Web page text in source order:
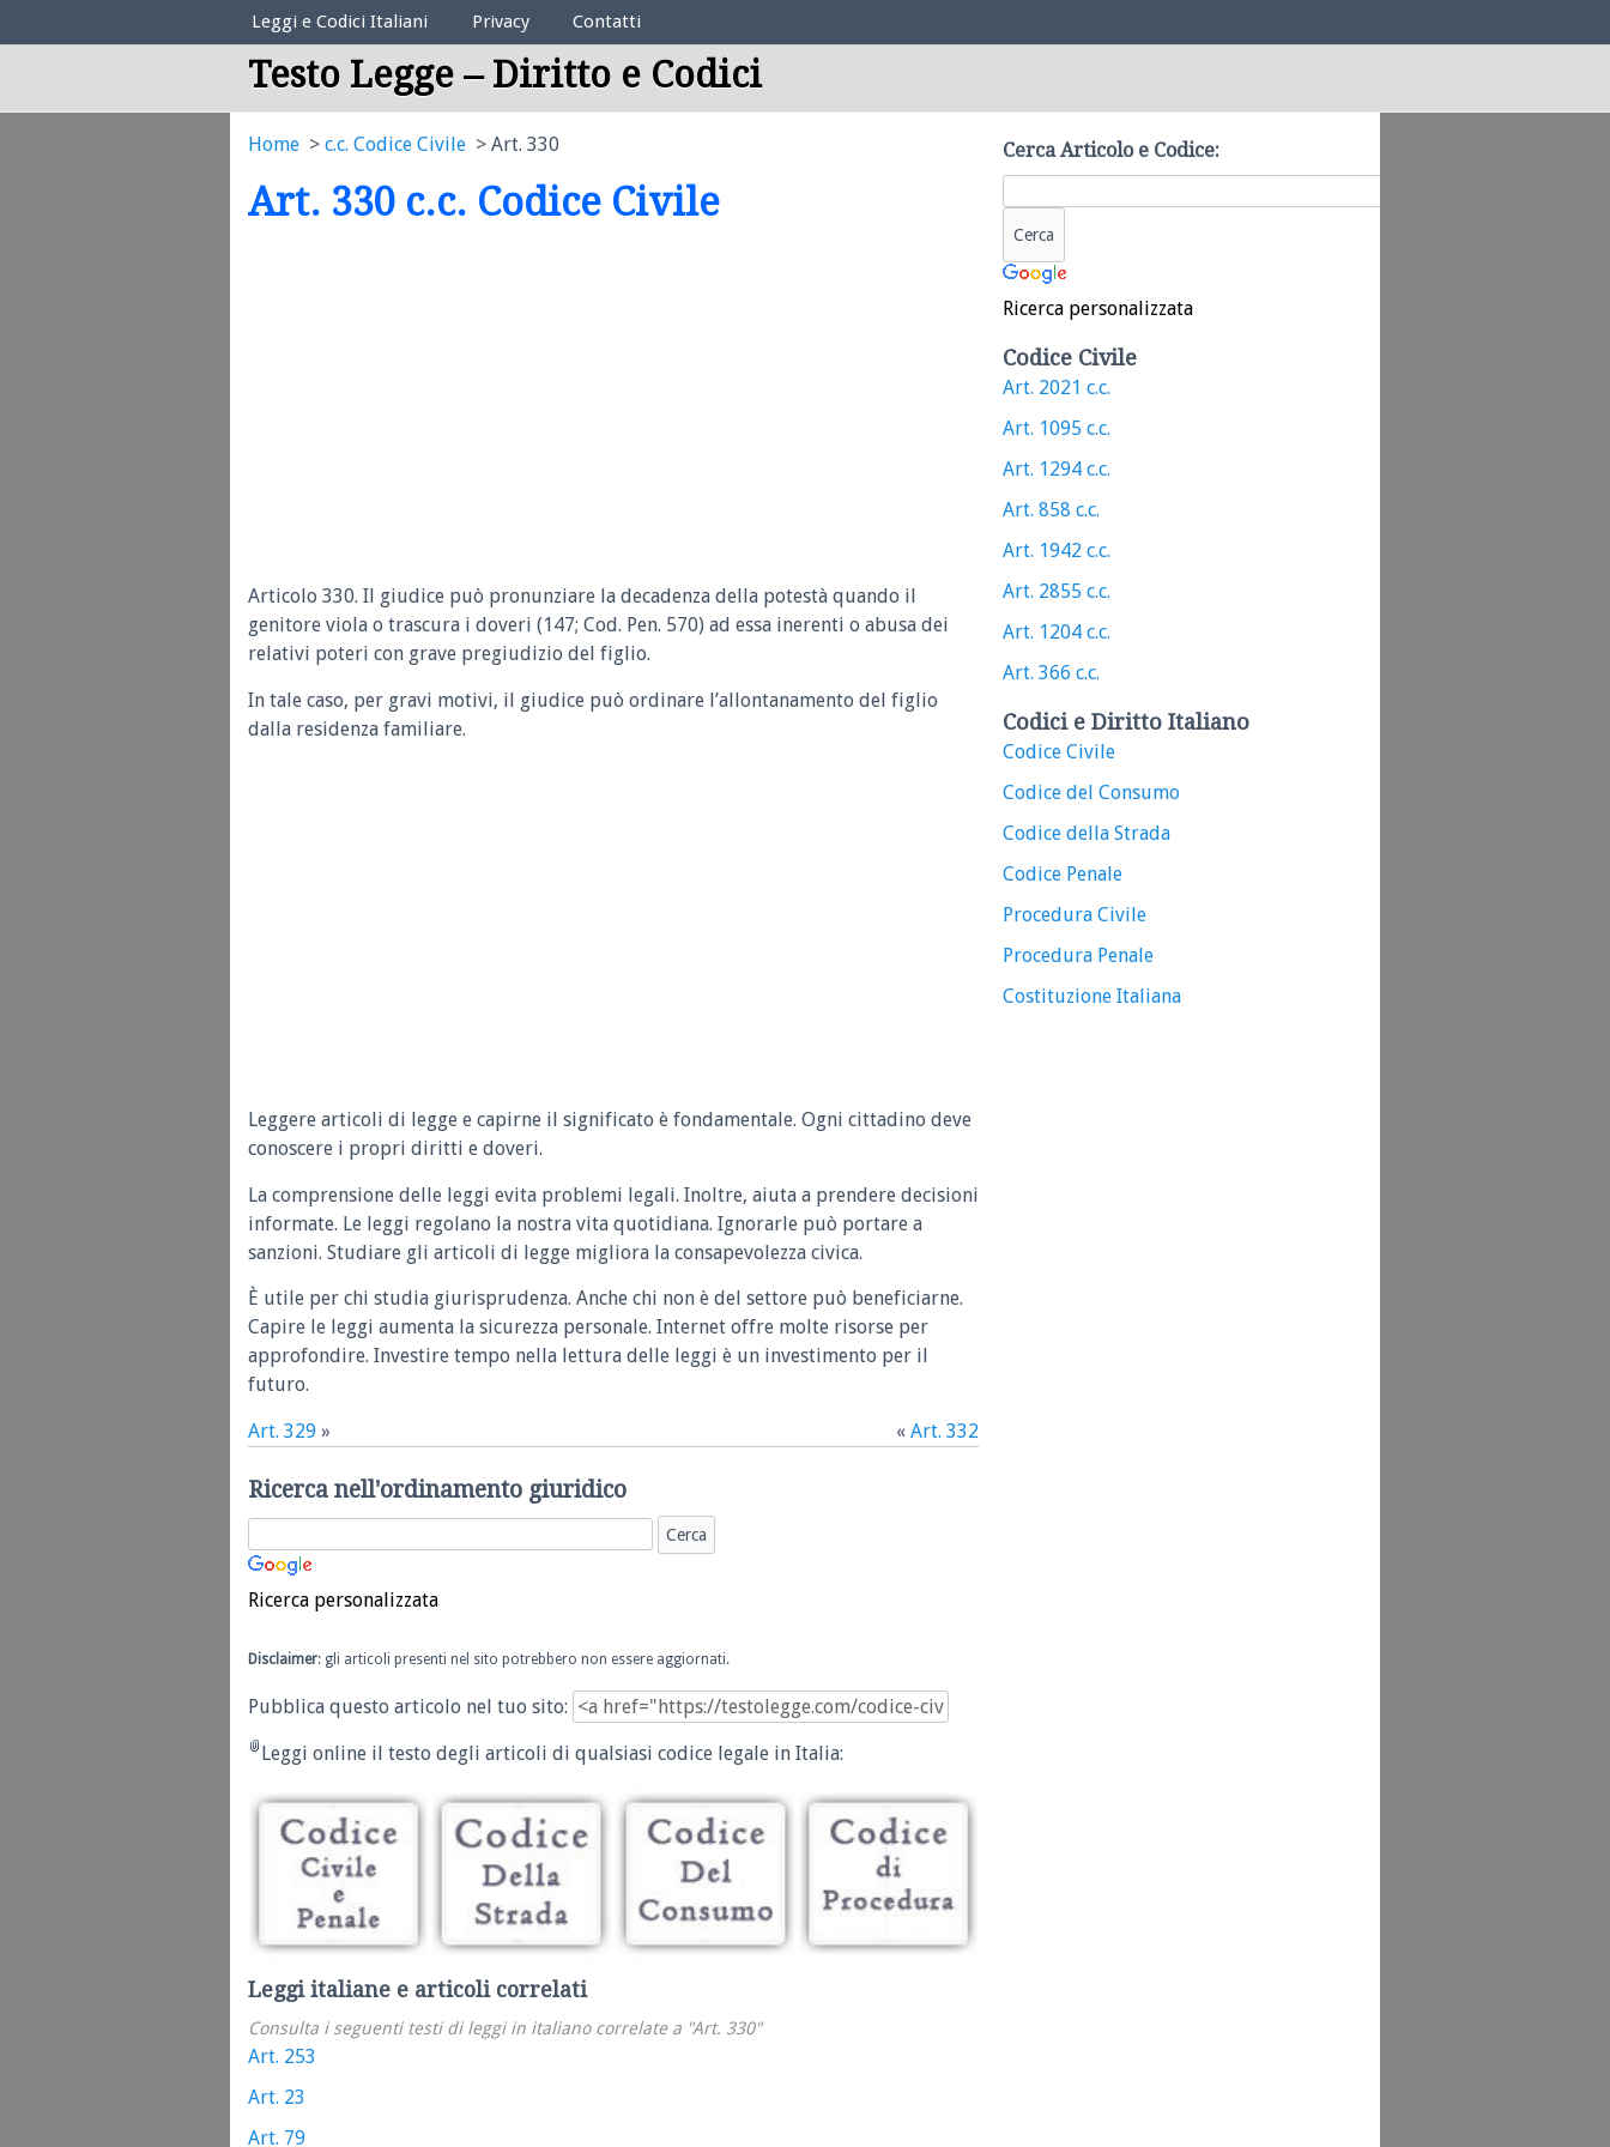
Elenco Codici Legali
Leggi e Codici Italiani Privacy Contatti
Testo Legge – Diritto e Codici
Home c.c. Codice Civile Art. 330
Art. 330 c.c. Codice Civile
Articolo 330. Il giudice può pronunziare la decadenza della potestà quando il
genitore viola o trascura i doveri (147; Cod. Pen. 570) ad essa inerenti o abusa dei
relativi poteri con grave pregiudizio del figlio.
In tale caso, per gravi motivi, il giudice può ordinare l’allontanamento del figlio
dalla residenza familiare.
Leggere articoli di legge e capirne il significato è fondamentale. Ogni cittadino deve
conoscere i propri diritti e doveri.
La comprensione delle leggi evita problemi legali. Inoltre, aiuta a prendere decisioni
informate. Le leggi regolano la nostra vita quotidiana. Ignorarle può portare a
sanzioni. Studiare gli articoli di legge migliora la consapevolezza civica.
È utile per chi studia giurisprudenza. Anche chi non è del settore può beneficiarne.
Capire le leggi aumenta la sicurezza personale. Internet offre molte risorse per
approfondire. Investire tempo nella lettura delle leggi è un investimento per il
futuro.
Art. 329 » « Art. 332
Ricerca nell'ordinamento giuridico
Ricerca personalizzata
Disclaimer: gli articoli presenti nel sito potrebbero non essere aggiornati.
Pubblica questo articolo nel tuo sito:
Leggi online il testo degli articoli di qualsiasi codice legale in Italia:
Leggi italiane e articoli correlati
Consulta i seguenti testi di leggi in italiano correlate a "Art. 330"
Art. 253
Art. 23
Art. 79
Cerca Articolo e Codice:
Ricerca personalizzata
Codice Civile
Art. 2021 c.c.
Art. 1095 c.c.
Art. 1294 c.c.
Art. 858 c.c.
Art. 1942 c.c.
Art. 2855 c.c.
Art. 1204 c.c.
Art. 366 c.c.
Codici e Diritto Italiano
Codice Civile
Codice del Consumo
Codice della Strada
Codice Penale
Procedura Civile
Procedura Penale
Costituzione Italiana